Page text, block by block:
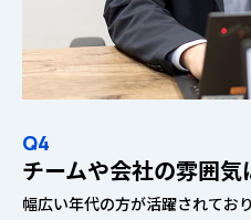
Q4
チームや会社の雰囲気
幅広い年代の方が活躍されてお